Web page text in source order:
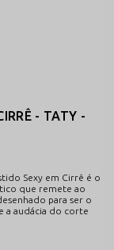
- TATY -
Sexy em Cirrê é o
que remete ao
para ser o
a audácia do corte